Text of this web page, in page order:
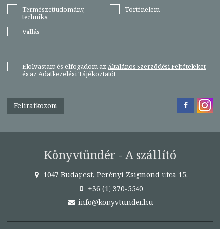
Természettudomány,
technika
Történelem
Vallás
Elolvastam és elfogadom az Általános Szerződési Feltételeket
és az Adatkezelési Tájékoztatót
Feliratkozom
Könyvtündér - A szállító
1047 Budapest, Perényi Zsigmond utca 15.
+36 (1) 370-5540
info@konyvtunder.hu